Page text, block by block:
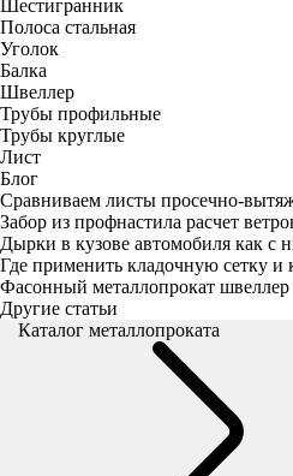
Шестигранник
Полоса стальная
Уголок
Балка
Швеллер
Трубы профильные
Трубы круглые
Лист
Блог
Сравниваем листы просечно-
Забор из профнастила расчет
Дырки в кузове автомобиля как с
Где применить кладочную сетку и
Фасонный металлопрокат швеллер
Другие статьи
Каталог металлопроката